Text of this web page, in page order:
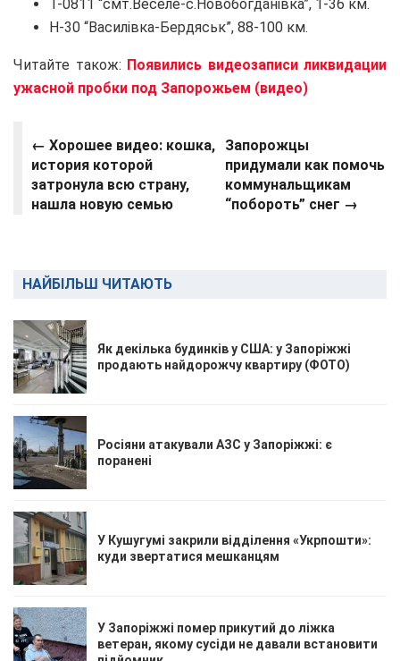
Т-0811 “смт.Веселе-с.Новобогданівка”, 1-36 км.
Н-30 “Василівка-Бердяськ”, 88-100 км.
Читайте також: Появились видеозаписи ликвидации
ужасной пробки под Запорожьем (видео)
← Хорошее видео: кошка,
история которой
затронула всю страну,
нашла новую семью
Запорожцы
придумали как помочь
коммунальщикам
“побороть” снег →
НАЙБІЛЬШ ЧИТАЮТЬ
Як декілька будинків у США: у Запоріжжі
продають найдорожчу квартиру (ФОТО)
Росіяни атакували АЗС у Запоріжжі: є
поранені
У Кушугумі закрили відділення «Укрпошти»:
куди звертатися мешканцям
У Запоріжжі помер прикутий до ліжка
ветеран, якому сусіди не давали встановити